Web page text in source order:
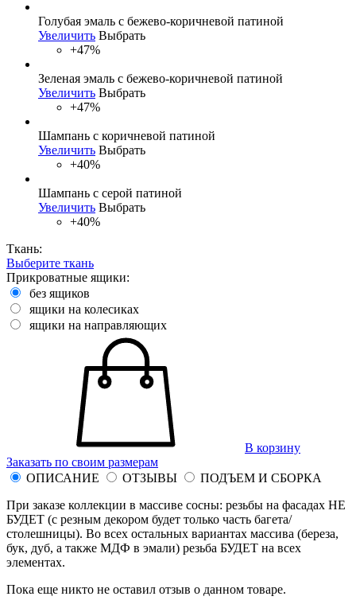
Голубая эмаль с бежево-коричневой патиной
Увеличить Выбрать
+47%
Зеленая эмаль с бежево-коричневой патиной
Увеличить Выбрать
+47%
Шампань с коричневой патиной
Увеличить Выбрать
+40%
Шампань с серой патиной
Увеличить Выбрать
+40%
Ткань:
Выберите ткань
Прикроватные ящики:
без ящиков
ящики на колесиках
ящики на направляющих
В корзину
Заказать по своим размерам
ОПИСАНИЕ
ОТЗЫВЫ
ПОДЪЕМ И СБОРКА
При заказе коллекции в массиве сосны: резьбы на фасадах НЕ
БУДЕТ (с резным декором будет только часть багета/
столешницы). Во всех остальных вариантах массива (береза,
бук, дуб, а также МДФ в эмали) резьба БУДЕТ на всех
элементах.
Пока еще никто не оставил отзыв о данном товаре.